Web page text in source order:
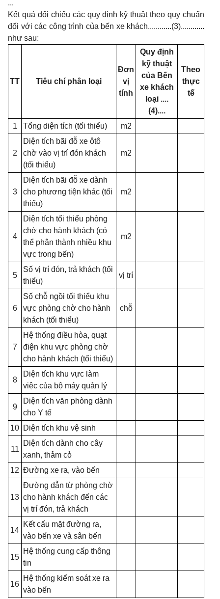
...
Kết quả đối chiếu các quy định kỹ thuật theo quy chuẩn
đối với các công trình của bến xe khách............(3)............
như sau:
TT Tiêu chí phân loại
Đơn
vị
tính
Quy định
kỹ thuật
của Bến
xe khách
loại ....
(4)....
Theo
thực
tế
1 Tổng diện tích (tối thiểu) m2
2
Diện tích bãi đỗ xe ôtô
chờ vào vị trí đón khách
(tối thiểu)
m2
3
Diện tích bãi đỗ xe dành
cho phương tiện khác (tối
thiểu)
m2
4
Diện tích tối thiểu phòng
chờ cho hành khách (có
thể phân thành nhiều khu
vực trong bến)
m2
5
Số vị trí đón, trả khách (tối
thiểu)
vị trí
6
Số chỗ ngồi tối thiểu khu
vực phòng chờ cho hành
khách (tối thiểu)
chỗ
7
Hệ thống điều hòa, quạt
điện khu vực phòng chờ
cho hành khách (tối thiểu)
8
Diện tích khu vực làm
việc của bộ máy quản lý
9
Diện tích văn phòng dành
cho Y tế
10 Diện tích khu vệ sinh
11
Diện tích dành cho cây
xanh, thảm cỏ
12 Đường xe ra, vào bến
13
Đường dẫn từ phòng chờ
cho hành khách đến các
vị trí đón, trả khách
14
Kết cấu mặt đường ra,
vào bến xe và sân bến
15
Hệ thống cung cấp thông
tin
16
Hệ thống kiểm soát xe ra
vào bến